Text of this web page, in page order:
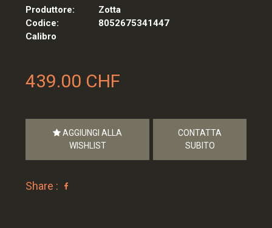
Produttore:
Zotta
Codice:
8052675341447
Calibro
439.00 CHF
AGGIUNGI ALLA
WISHLIST
CONTATTA
SUBITO
Share :